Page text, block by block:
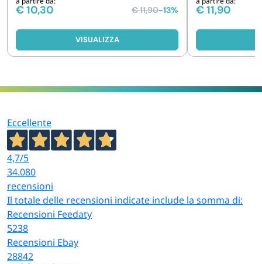
€10,30 €11,90-13%
VISUALIZZA
€11,90
Eccellente
4,7/5
34.080
recensioni
Il totale delle recensioni indicate include la somma di:
Recensioni Feedaty
5238
Recensioni Ebay
28842